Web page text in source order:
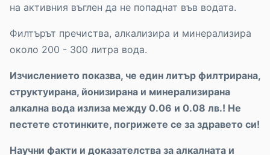
на активния въглен да не попаднат във водата.
Филтърът пречиства, алкализира и минерализира
около 200 - 300 литра вода.
Изчислението показва, че един литър филтрирана,
структуирана, йонизирана и минерализирана
алкална вода излиза между 0.06 и 0.08 лв.! Не
пестете стотинките, погрижете се за здравето си!
Научни факти и доказателства за алкалната и